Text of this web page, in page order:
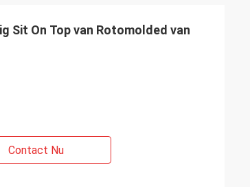
Sit On Top van Rotomolded van
Contact Nu